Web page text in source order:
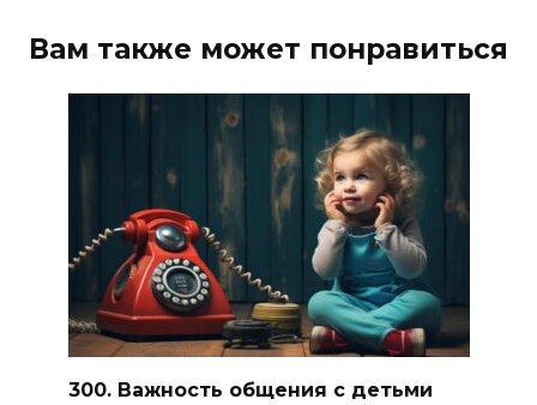
Вам также может понравиться
300. Важность общения с детьми